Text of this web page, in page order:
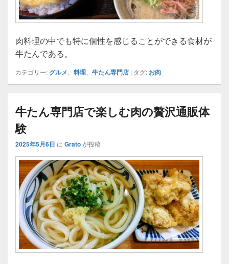
肉料理の中でも特に個性を感じることができる食材が
牛たんである。
カテゴリー: グルメ 料理 牛たん専門店 | タグ: お肉
牛たん専門店で楽しむ肉の贅沢通販体
験
2025年5月6日 に Gratoが投稿